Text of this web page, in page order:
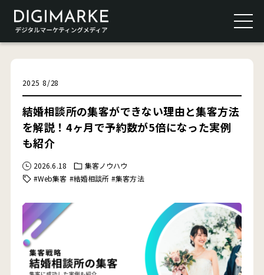
2025 8 / 28
結婚相談所の集客ができない理由と集客方法
を解説！4ヶ月で予約数が5倍になった実例
も紹介
2026.6.18
集客ノウハウ
#Web集客 #結婚相談所 #集客方法